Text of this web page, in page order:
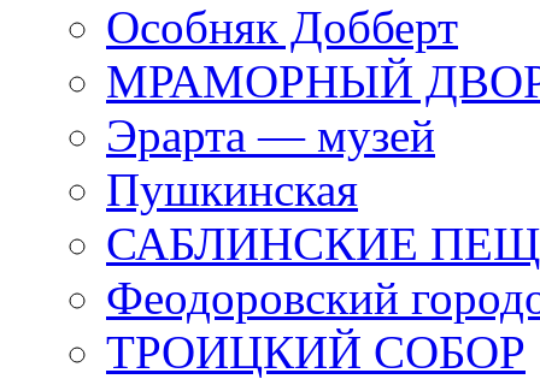
Особняк Добберт
МРАМОРНЫЙ
Эрарта — музей
Пушкинская
САБЛИНСКИЕ
Феодоровский
ТРОИЦКИЙ СОБОР